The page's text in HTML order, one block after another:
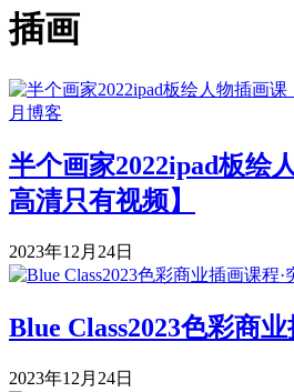
插画
半个画家2022ipad板绘
高清只有视频】
2023年12月24日
Blue Class2023色彩商
2023年12月24日